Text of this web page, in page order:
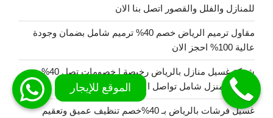
للمنازل والفلل والقصور اتصل بنا الان
مقاول ترميم الرياض خصم 40% ترميم شامل بضمان وجودة
عالية 100% احجز الان
شركة غسيل منازل بالرياض رخيصة | خصومات تصل 40%
غسيل المنزل شامل تواصل الان
غسيل فرشات بالرياض بـ 40%خصم تنظيف عميق وتعقيم